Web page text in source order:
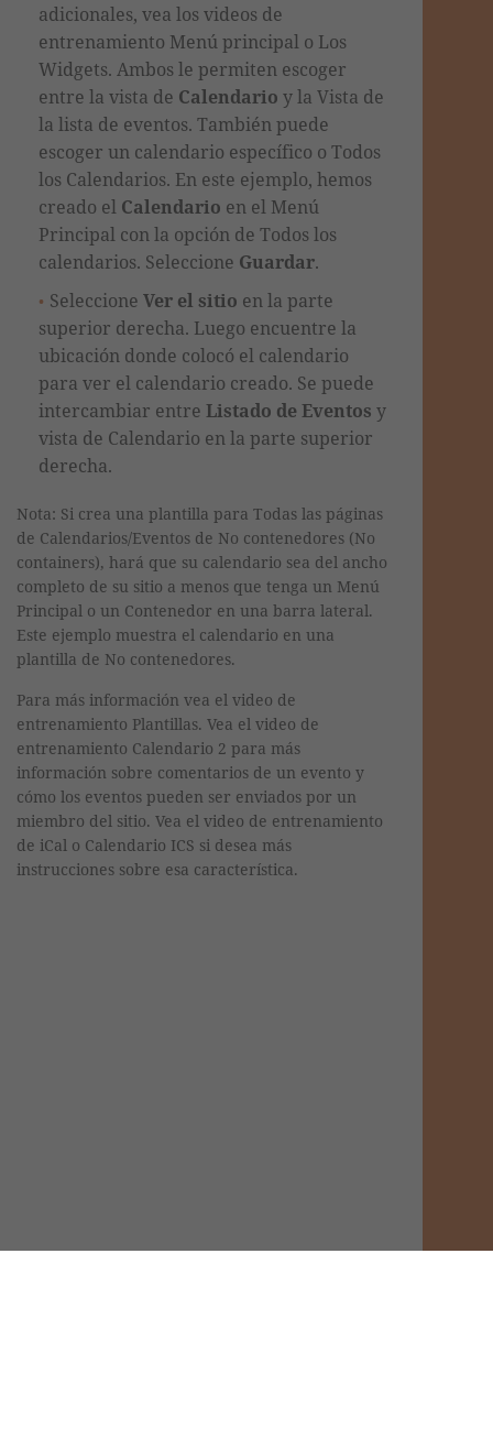
adicionales, vea los videos de
entrenamiento Menú principal o Los
Widgets. Ambos le permiten escoger
entre la vista de Calendario y la Vista de
la lista de eventos. También puede
escoger un calendario específico o Todos
los Calendarios. En este ejemplo, hemos
creado el Calendario en el Menú
Principal con la opción de Todos los
calendarios. Seleccione Guardar.
Seleccione Ver el sitio en la parte
superior derecha. Luego encuentre la
ubicación donde colocó el calendario
para ver el calendario creado. Se puede
intercambiar entre Listado de Eventos y
vista de Calendario en la parte superior
derecha.
Nota: Si crea una plantilla para Todas las páginas
de Calendarios/Eventos de No contenedores (No
containers), hará que su calendario sea del ancho
completo de su sitio a menos que tenga un Menú
Principal o un Contenedor en una barra lateral.
Este ejemplo muestra el calendario en una
plantilla de No contenedores.
Para más información vea el video de
entrenamiento Plantillas. Vea el video de
entrenamiento Calendario 2 para más
información sobre comentarios de un evento y
cómo los eventos pueden ser enviados por un
miembro del sitio. Vea el video de entrenamiento
de iCal o Calendario ICS si desea más
instrucciones sobre esa característica.